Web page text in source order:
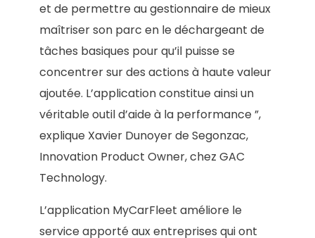
et de permettre au gestionnaire de mieux
maîtriser son parc en le déchargeant de
tâches basiques pour qu’il puisse se
concentrer sur des actions à haute valeur
ajoutée. L’application constitue ainsi un
véritable outil d’aide à la performance ”,
explique Xavier Dunoyer de Segonzac,
Innovation Product Owner, chez GAC
Technology.
L’application MyCarFleet améliore le
service apporté aux entreprises qui ont